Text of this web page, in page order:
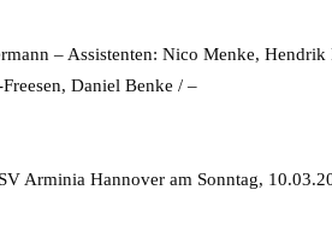
– Assistenten: Nico Menke, Hendrik
Daniel Benke / –
Arminia Hannover am Sonntag,